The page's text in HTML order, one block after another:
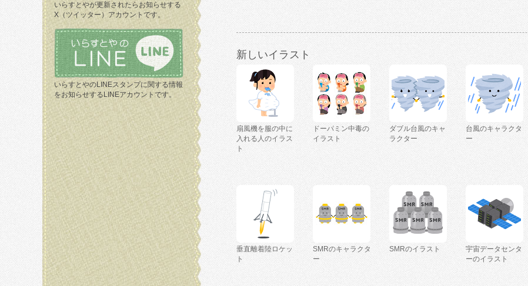
いらすとやが更新されたらお知らせする
X（ツイッター）アカウントです。
いらすとやのLINEスタンプに関する情報
をお知らせするLINEアカウントです。
新しいイラスト
扇風機を服の中に
入れる人のイラス
ト
ドーパミン中毒の
イラスト
ダブル台風のキャ
ラクター
台風のキャラクタ
ー
垂直離着陸ロケッ
ト
SMRのキャラクタ
ー
SMRのイラスト
宇宙データセンタ
ーのイラスト